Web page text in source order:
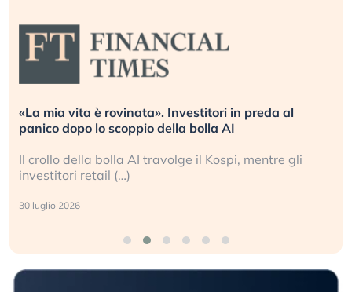
«La mia vita è rovinata». Investitori in preda al
panico dopo lo scoppio della bolla AI
Il crollo della bolla AI travolge il Kospi, mentre gli
investitori retail (…)
30 luglio 2026